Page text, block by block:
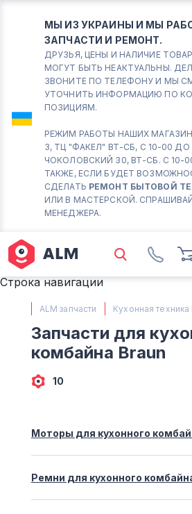
МЫ ИЗ УКРАИНЫ И МЫ
ЗАПЧАСТИ И РЕМОНТ.
ДРУЗЬЯ, ЦЕНЫ И НАЛИЧИЕ
МОГУТ БЫТЬ НЕАКТУАЛЬНЫ.
ЗВОНИТЕ ПО ТЕЛЕФОНУ И МЫ
УТОЧНИТЬ ИНФОРМАЦИЮ ПО
ПОЗИЦИЯМ.
РЕЖИМ РАБОТЫ НАШИХ
3, ТЦ "ФАКЕЛ" ВТ-СБ, С 10-00 ДО
ЧОКОЛОВСКИЙ 30, ВТ-СБ. С 10-
ТАКЖЕ, ЕСЛИ БУДЕТ
СДЕЛАТЬ РЕМОНТ БЫТОВОЙ
ИЛИ В МАСТЕРСКОЙ.
МЕНЕДЖЕРА.
КИЕВ БОРИСПОЛЬ
Вт.- Сб.
10:00 - 18:00
Соломенский район
СБ. с 10-00 до 18-00
(098) 672 76 42
(063) 722 37 14
М. ХАРЬКОВСКАЯ -
10-00 ДО 18-00
(063) 527 27 00
(044) 332 76 42
КАРТА
Строка навигации
ALM запчасти Кухонная техника
Запчасти для
комбайна Braun
10
Моторы для кухонного
Ремни для кухонного